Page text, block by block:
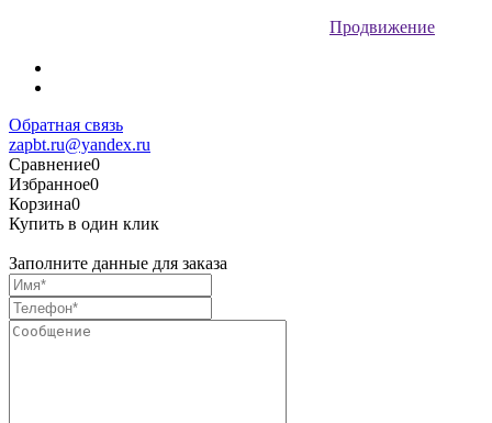
Продвижение
Обратная связь
zapbt.ru@yandex.ru
Сравнение0
Избранное0
Корзина0
Купить в один клик
Заполните данные для заказа